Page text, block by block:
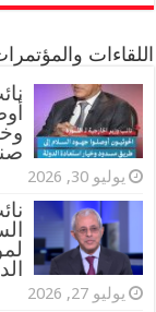
اللقاءات
يوليو 30, 2026
يوليو 27, 2026